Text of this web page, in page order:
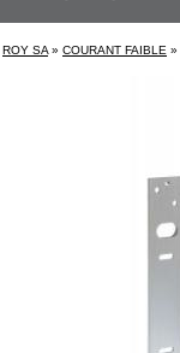
ROY SA » COURANT FAIBLE »